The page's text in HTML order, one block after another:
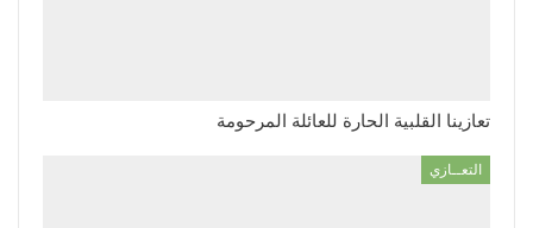
تعازينا القلبية الحارة للعائلة المرحومة
التعــازي